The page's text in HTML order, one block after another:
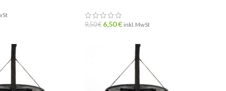
9,50€ 6,50€ inkl. MwSt